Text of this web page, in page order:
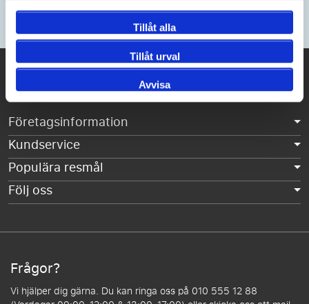
Tillåt alla
Tillåt urval
Avvisa
Anmäl dig till vårt Nyhetsbrev
Bli först att ta del av våra erbjudanden och kampanjer.
Företagsinformation
Kundservice
Populära resmål
Följ oss
Frågor?
Vi hjälper dig gärna. Du kan ringa oss på 010 555 12 88